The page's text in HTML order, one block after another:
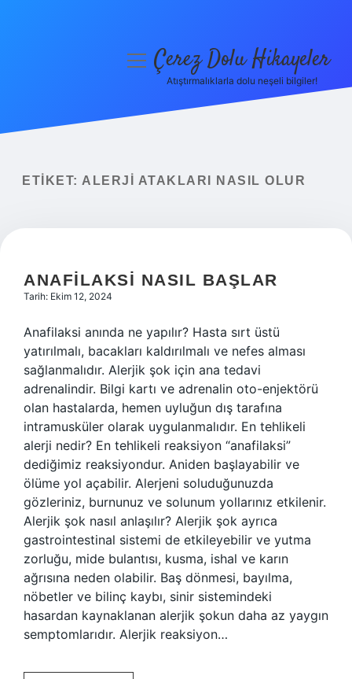
Yasal Uyarı
menüyüÇerez Dolu Hikayeler
Atıştırmalıklarla dolu neşeli bilgiler!
ETIKET: ALERJI ATAKLARI NASIL OLUR
ANAFILAKSI NASIL BAŞLAR
Tarih: Ekim 12, 2024
Anafilaksi anında ne yapılır? Hasta sırt üstü
yatırılmalı, bacakları kaldırılmalı ve nefes alması
sağlanmalıdır. Alerjik şok için ana tedavi
adrenalindir. Bilgi kartı ve adrenalin oto-enjektörü
olan hastalarda, hemen uyluğun dış tarafına
intramusküler olarak uygulanmalıdır. En tehlikeli
alerji nedir? En tehlikeli reaksiyon “anafilaksi”
dediğimiz reaksiyondur. Aniden başlayabilir ve
ölüme yol açabilir. Alerjeni soluduğunuzda
gözleriniz, burnunuz ve solunum yollarınız etkilenir.
Alerjik şok nasıl anlaşılır? Alerjik şok ayrıca
gastrointestinal sistemi de etkileyebilir ve yutma
zorluğu, mide bulantısı, kusma, ishal ve karın
ağrısına neden olabilir. Baş dönmesi, bayılma,
nöbetler ve bilinç kaybı, sinir sistemindeki
hasardan kaynaklanan alerjik şokun daha az yaygın
semptomlarıdır. Alerjik reaksiyon…